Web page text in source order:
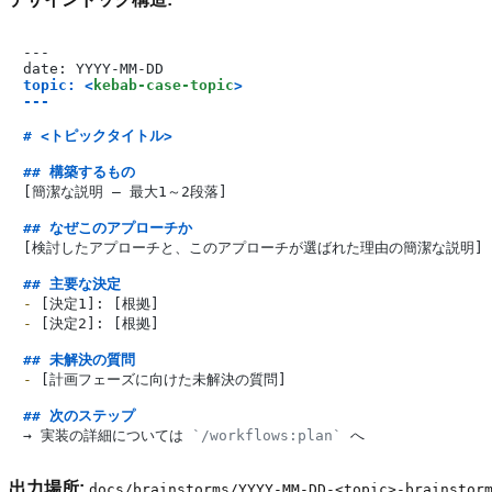
---
topic: < kebab-case-topic>
---
# <トピックタイトル>
## 構築するもの
[簡潔な説明 — 最大1～2段落]
## なぜこのアプローチか
[検討したアプローチと、このアプローチが選ばれた理由の簡潔な説明]
## 主要な決定
-
-
[決定2]: [根拠]
## 未解決の質問
-
[計画フェーズに向けた未解決の質問]
## 次のステップ
→ 実装の詳細については
`/workflows:plan`